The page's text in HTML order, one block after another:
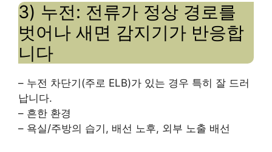
3) 누전: 전류가 정상 경로를
벗어나 새면 감지기가 반응합
니다
– 누전 차단기(주로 ELB)가 있는 경우 특히 잘 드러
납니다.
– 흔한 환경
– 욕실/주방의 습기, 배선 노후, 외부 노출 배선